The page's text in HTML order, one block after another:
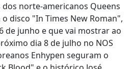
norte-americanos Queens
disco "In Times New Roman",
de junho e que vai mostrar ao
dia 8 de julho no NOS
Enhypen seguram o